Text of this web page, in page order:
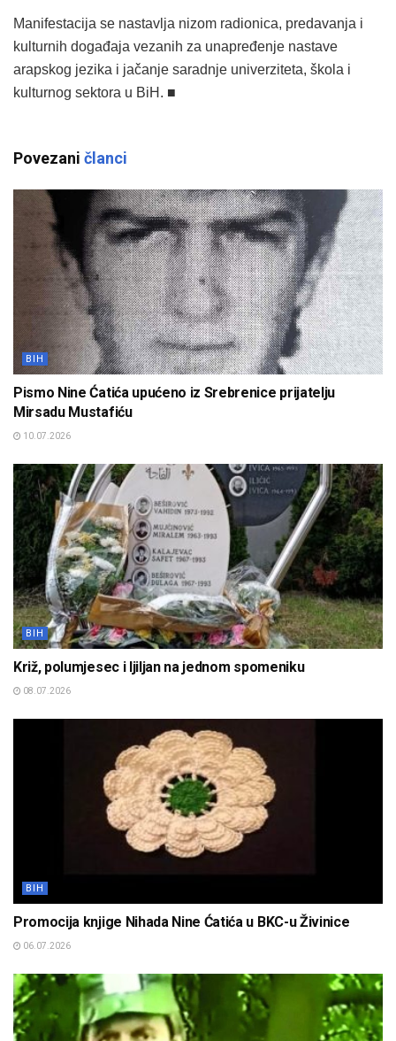
Manifestacija se nastavlja nizom radionica, predavanja i
kulturnih događaja vezanih za unapređenje nastave
arapskog jezika i jačanje saradnje univerziteta, škola i
kulturnog sektora u BiH. ■
Povezani članci
BIH
Pismo Nine Ćatića upućeno iz Srebrenice prijatelju
Mirsadu Mustafiću
10.07.2026
BIH
Križ, polumjesec i ljiljan na jednom spomeniku
08.07.2026
BIH
Promocija knjige Nihada Nine Ćatića u BKC-u Živinice
06.07.2026